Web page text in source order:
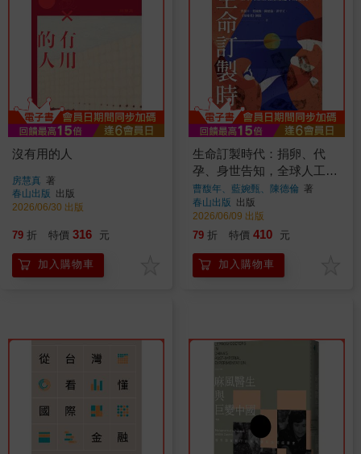
沒有用的人
房慧真 著
春山出版
出版
2026/06/30 出版
79 折 特價 316 元
加入購物車
生命訂製時代：捐卵、代
孕、身世告知，全球人工生
殖產業鏈下的臺灣
曹馥年、藍婉甄、陳德倫 著
春山出版
出版
2026/06/09 出版
79 折 特價 410 元
加入購物車